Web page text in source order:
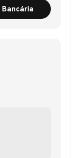
Bancária